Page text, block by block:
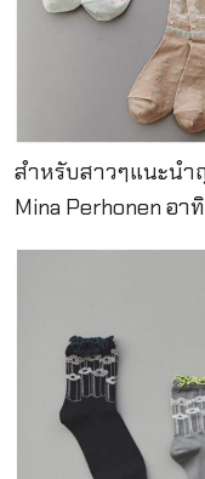
สำหรับสาวๆแนะนำ
Mina Perhonen อ